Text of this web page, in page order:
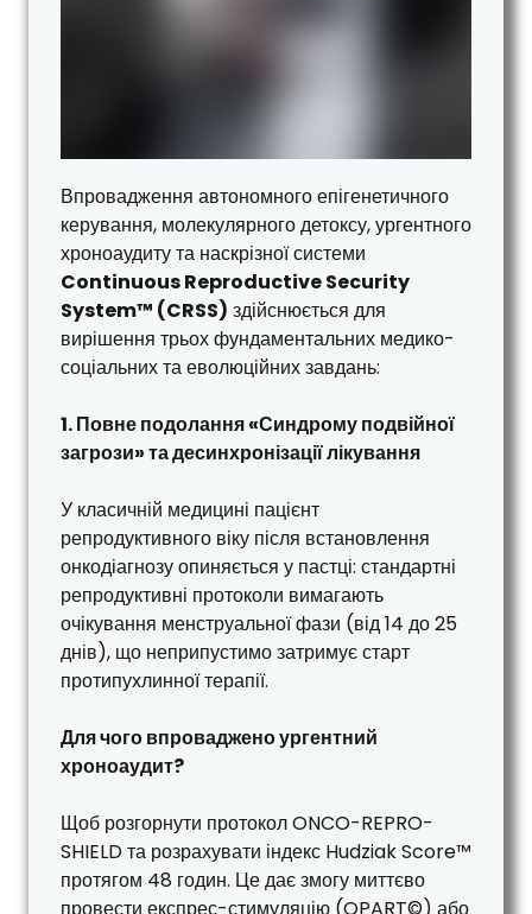
Впровадження автономного епігенетичного
керування, молекулярного детоксу, ургентного
хроноаудиту та наскрізної системи
Continuous Reproductive Security
System™ (CRSS) здійснюється для
вирішення трьох фундаментальних медико-
соціальних та еволюційних завдань:
1. Повне подолання «Синдрому подвійної
загрози» та десинхронізації лікування
У класичній медицині пацієнт
репродуктивного віку після встановлення
онкодіагнозу опиняється у пастці: стандартні
репродуктивні протоколи вимагають
очікування менструальної фази (від 14 до 25
днів), що неприпустимо затримує старт
протипухлинної терапії.
Для чого впроваджено ургентний
хроноаудит?
Щоб розгорнути протокол ONCO-REPRO-
SHIELD та розрахувати індекс Hudziak Score™
протягом 48 годин. Це дає змогу миттєво